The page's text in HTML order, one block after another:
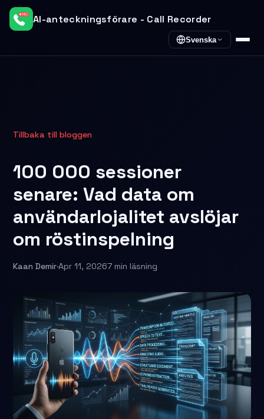
AI-anteckningsförare - Call Recorder
Svenska
Tillbaka till bloggen
100 000 sessioner
senare: Vad data om
användarlojalitet avslöjar
om röstinspelning
Kaan Demir·Apr 11, 20267 min läsning